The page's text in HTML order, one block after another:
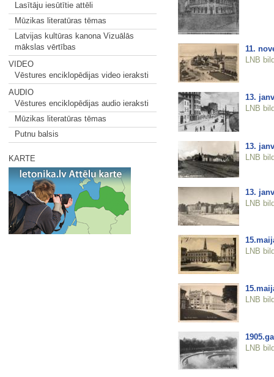
Lasītāju iesūtītie attēli
Mūzikas literatūras tēmas
Latvijas kultūras kanona Vizuālās
mākslas vērtības
VIDEO
Vēstures enciklopēdijas video ieraksti
AUDIO
Vēstures enciklopēdijas audio ieraksti
Mūzikas literatūras tēmas
Putnu balsis
KARTE
11.
LNB
13.
LNB
13.
LNB
13.
LNB
LNB
LNB
LNB